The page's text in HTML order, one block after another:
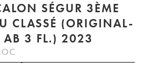
SÉGUR 3ÈME
CLASSÉ (ORIGINAL-
AB 3 FL.) 2023